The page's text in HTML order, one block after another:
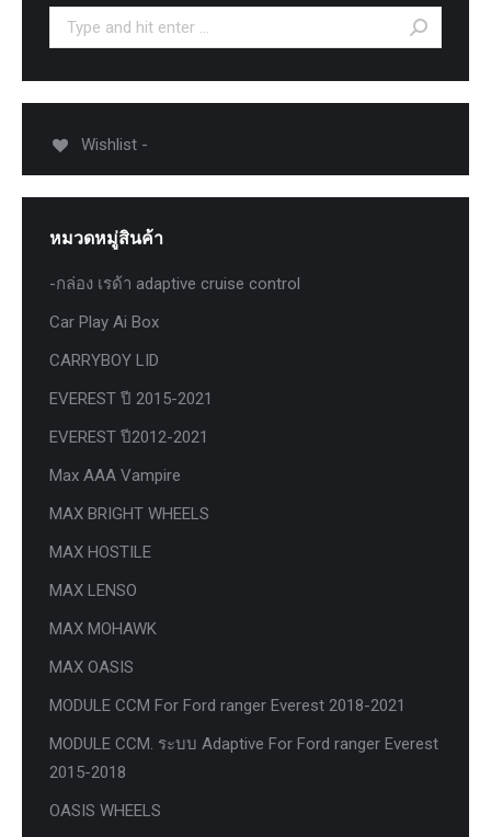
Search:
Wishlist -
หมวดหมู่สินค้า
-กล่อง เรด้า adaptive cruise control
Car Play Ai Box
CARRYBOY LID
EVEREST ปี 2015-2021
EVEREST ปี2012-2021
Max AAA Vampire
MAX BRIGHT WHEELS
MAX HOSTILE
MAX LENSO
MAX MOHAWK
MAX OASIS
MODULE CCM For Ford ranger Everest 2018-2021
MODULE CCM. ระบบ Adaptive For Ford ranger Everest
2015-2018
OASIS WHEELS